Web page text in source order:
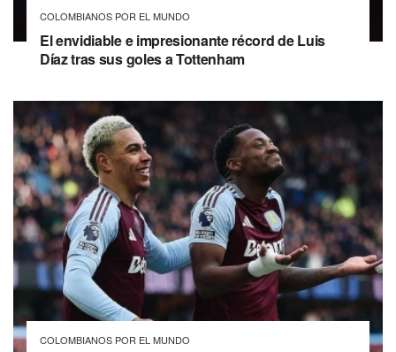
COLOMBIANOS POR EL MUNDO
El envidiable e impresionante récord de Luis
Díaz tras sus goles a Tottenham
COLOMBIANOS POR EL MUNDO